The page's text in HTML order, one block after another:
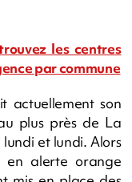
les centres
par commune
actuellement son
plus près de La
et lundi. Alors
alerte orange